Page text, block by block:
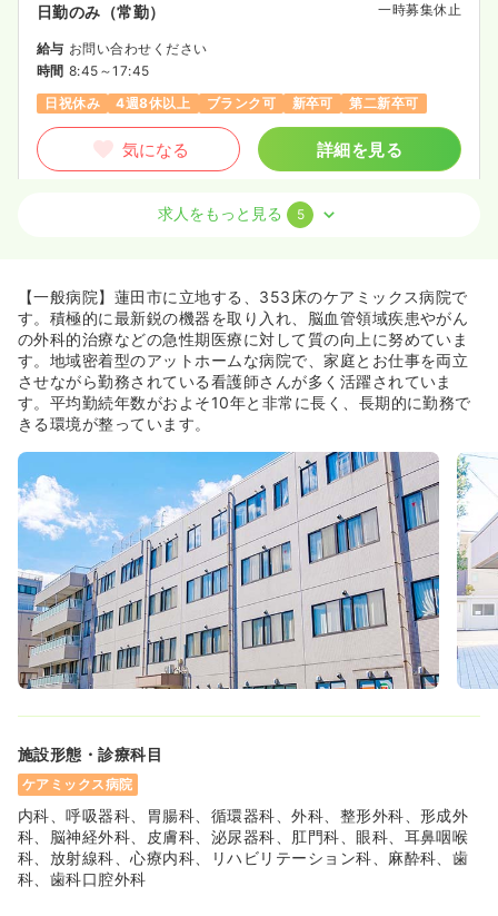
日勤のみ（常勤） 一時募集休止
給与 お問い合わせください
時間 8:45～17:45
日祝休み
4週8休以上 ブランク可 新卒可 第二新卒可
気になる 詳細を見る
正看護師
給与 22.9〜37.1万円/月 賞与3.7ヶ月
※一例
時間 8:45～17:45（休憩60分）
4週8休以上
ブランク可 新卒可
第二新卒可
月給37万円以上可
気になる 詳細を見る
オペ室(手術室)正・准看護師 一般＋療養
日勤のみ（常勤）
給与 28.6万円/月 賞与3.7ヶ月
※経験4年の例
時間 8:45～17:45
4週8休以上
オンコールあり ブランク可
新卒可
第二新卒可
月給28万円以上可
気になる
日勤のみ（パート）
給与 時給1,800
求人をもっと見る 5
【一般病院】蓮田市に立地する、353床のケアミックス病院で
す。積極的に最新鋭の機器を取り入れ、脳血管領域疾患やがん
の外科的治療などの急性期医療に対して質の向上に努めていま
す。地域密着型のアットホームな病院で、家庭とお仕事を両立
させながら勤務されている看護師さんが多く活躍されていま
す。平均勤続年数がおよそ10年と非常に長く、長期的に勤務で
きる環境が整っています。
施設形態・診療科目
ケアミックス病院
内科、呼吸器科、胃腸科、循環器科、外科、整形外科、形成外
科、脳神経外科、皮膚科、泌尿器科、肛門科、眼科、耳鼻咽喉
科、放射線科、心療内科、リハビリテーション科、麻酔科、歯
科、歯科口腔外科